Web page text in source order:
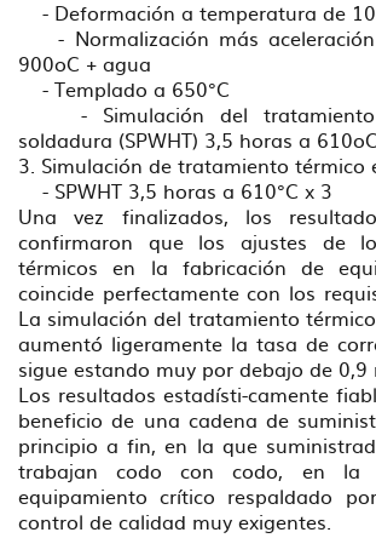
- Deformación a temperatura de
- Normalización más
900oC + agua
- Templado a 650°C
- Simulación del tratamiento
soldadura (SPWHT) 3,5 horas a
3. Simulación de tratamiento térmico
- SPWHT 3,5 horas a 610°C x 3
Una vez finalizados, los
confirmaron que los ajustes de
térmicos en la fabricación de
coincide perfectamente con los
La simulación del tratamiento
aumentó ligeramente la tasa de
sigue estando muy por debajo de
Los resultados estadísti-camente
beneficio de una cadena de
principio a fin, en la que
trabajan codo con codo, en la
equipamiento crítico respaldado
control de calidad muy exigentes.